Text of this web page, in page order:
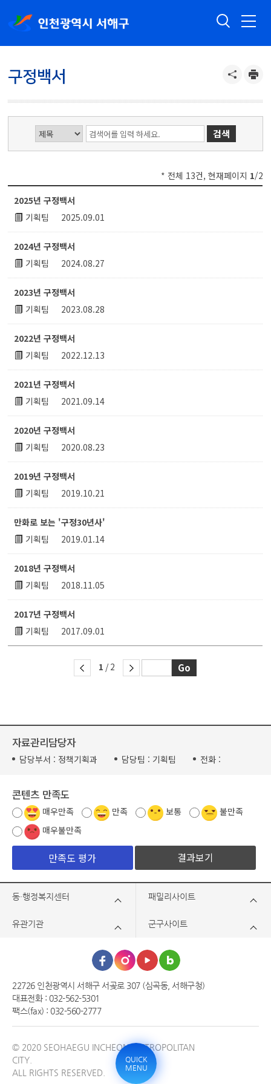
구정백서
* 전체 13건, 현재페이지 1/2
2025년 구정백서
기획팀
2025.09.01
2024년 구정백서
기획팀
2024.08.27
2023년 구정백서
기획팀
2023.08.28
2022년 구정백서
기획팀
2022.12.13
2021년 구정백서
기획팀
2021.09.14
2020년 구정백서
기획팀
2020.08.23
2019년 구정백서
기획팀
2019.10.21
만화로 보는 '구정30년사'
기획팀
2019.01.14
2018년 구정백서
기획팀
2018.11.05
2017년 구정백서
기획팀
2017.09.01
1 / 2
자료관리담당자
담당부서 : 정책기획과 담당팀 : 기획팀 전화 :
콘텐츠 만족도
매우만족 만족 보통
불만족
매우불만족
결과보기
QUICK
MENU
동·행정복지센터 패밀리사이트
유관기관 군구사이트
22726 인천광역시 서해구 서곶로 307 (심곡동, 서해구청)
대표전화 : 032-562-5301
팩스(fax) : 032-560-2777
© 2020 SEOHAEGU INCHEON METROPOLITAN
CITY.
ALL RIGHTS RESERVED.